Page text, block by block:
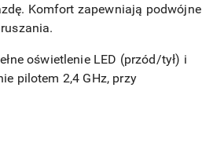
Komfort zapewniają podwójne
oświetlenie LED (przód/tył) i
pilotem 2,4 GHz, przy